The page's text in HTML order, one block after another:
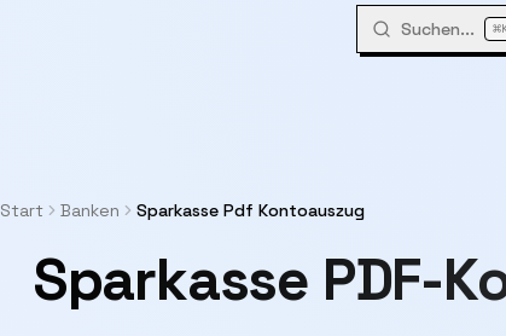
Suchen... ⌘
Start Banken Sparkasse Pdf Kontoauszug
Sparkasse PDF-